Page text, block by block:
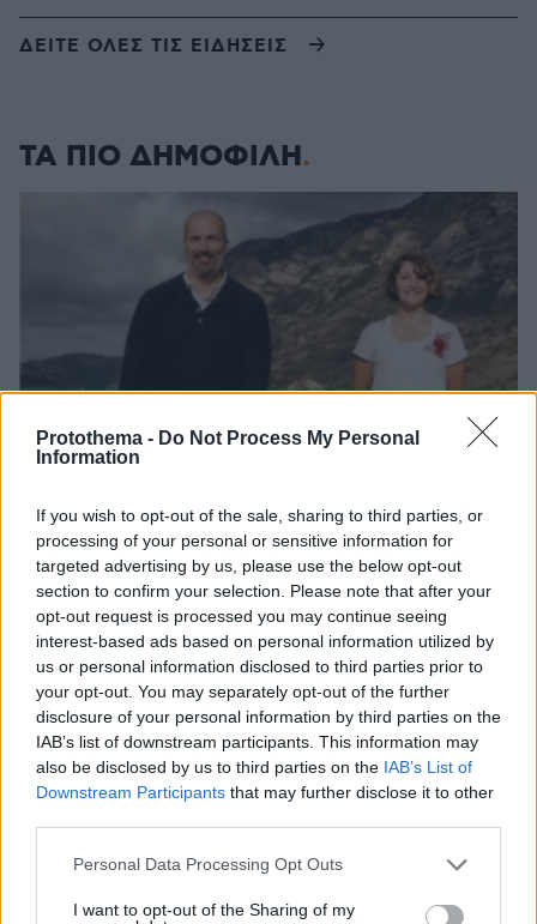
Protothema - Do Not Process My Personal
Information
If you wish to opt-out of the sale, sharing to third parties, or
processing of your personal or sensitive information for
targeted advertising by us, please use the below opt-out
section to confirm your selection. Please note that after your
opt-out request is processed you may continue seeing
interest-based ads based on personal information utilized by
us or personal information disclosed to third parties prior to
your opt-out. You may separately opt-out of the further
disclosure of your personal information by third parties on the
IAB’s list of downstream participants. This information may
also be disclosed by us to third parties on the IAB’s List of
Downstream Participants that may further disclose it to other
Please note that this website/app uses one or more Google
not limited to your visit or usage behaviour. You may click to
Personal Data Processing Opt Outs
I want to opt-out of the Sharing of my
ΔΕΙΤΕ ΟΛΕΣ ΤΙΣ ΕΙΔΗΣΕΙΣ
ΤΑ ΠΙΟ ΔΗΜΟΦΙΛΗ
«Τα παιδιά έχουν μια μικρή ίωση»: Το τελευταίο
μήνυμα της μητέρας στον πρώην σύζυγό της πριν
δολοφονήσει τα τέσσερα παιδιά τους
06.08.2026, 04:44